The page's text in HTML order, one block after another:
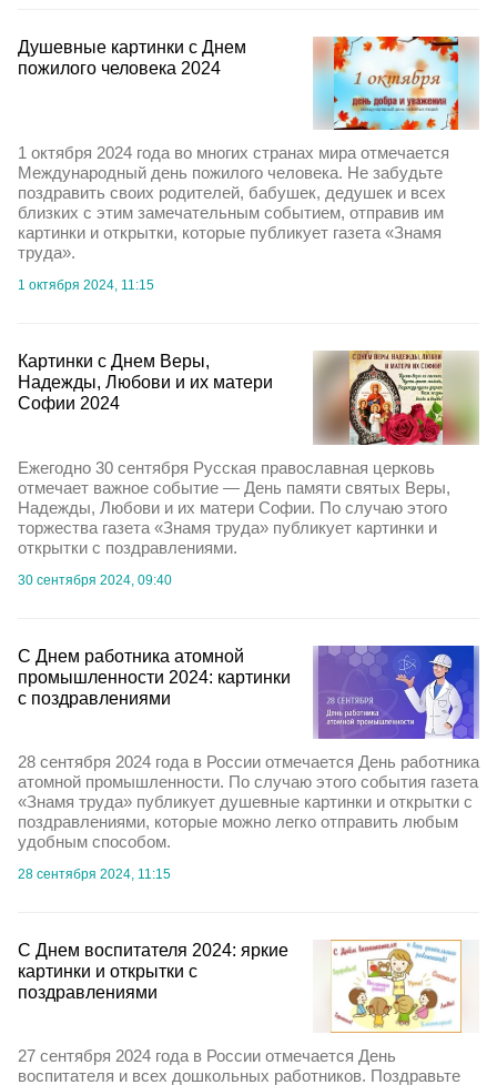
Душевные картинки с Днем
пожилого человека 2024
1 октября 2024 года во многих странах мира отмечается
Международный день пожилого человека. Не забудьте
поздравить своих родителей, бабушек, дедушек и всех
близких с этим замечательным событием, отправив им
картинки и открытки, которые публикует газета «Знамя
труда».
1 октября 2024, 11:15
Картинки с Днем Веры,
Надежды, Любови и их матери
Софии 2024
Ежегодно 30 сентября Русская православная церковь
отмечает важное событие — День памяти святых Веры,
Надежды, Любови и их матери Софии. По случаю этого
торжества газета «Знамя труда» публикует картинки и
открытки с поздравлениями.
30 сентября 2024, 09:40
С Днем работника атомной
промышленности 2024: картинки
с поздравлениями
28 сентября 2024 года в России отмечается День работника
атомной промышленности. По случаю этого события газета
«Знамя труда» публикует душевные картинки и открытки с
поздравлениями, которые можно легко отправить любым
удобным способом.
28 сентября 2024, 11:15
С Днем воспитателя 2024: яркие
картинки и открытки с
поздравлениями
27 сентября 2024 года в России отмечается День
воспитателя и всех дошкольных работников. Поздравьте